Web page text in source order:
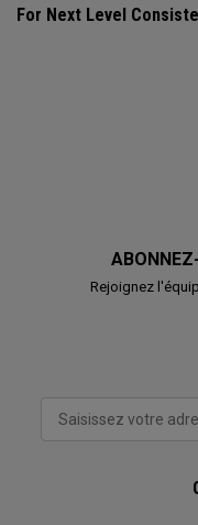
For Next Level
Rejoignez